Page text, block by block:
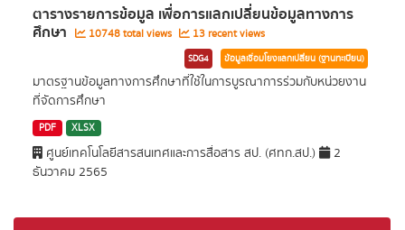
ตารางรายการข้อมูล เพื่อการแลกเปลี่ยนข้อมูลทางการ
ศึกษา 10748 total views 13 recent views
SDG4 ข้อมูลเชื่อมโยงแลกเปลี่ยน (ฐานทะเบียน)
มาตรฐานข้อมูลทางการศึกษาที่ใช้ในการบูรณาการร่วมกับหน่วยงาน
ที่จัดการศึกษา
PDF XLSX
ศูนย์เทคโนโลยีสารสนเทศและการสื่อสาร สป. (ศทก.สป.)
2
ธันวาคม 2565